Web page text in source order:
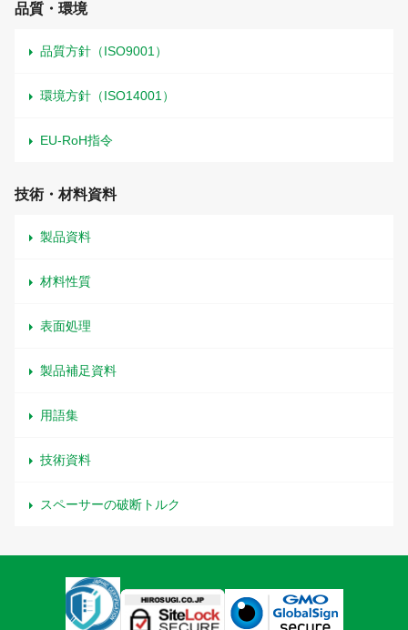
品質・環境
品質方針（ISO9001）
環境方針（ISO14001）
EU-RoH指令
技術・材料資料
製品資料
材料性質
表面処理
製品補足資料
用語集
技術資料
スペーサーの破断トルク